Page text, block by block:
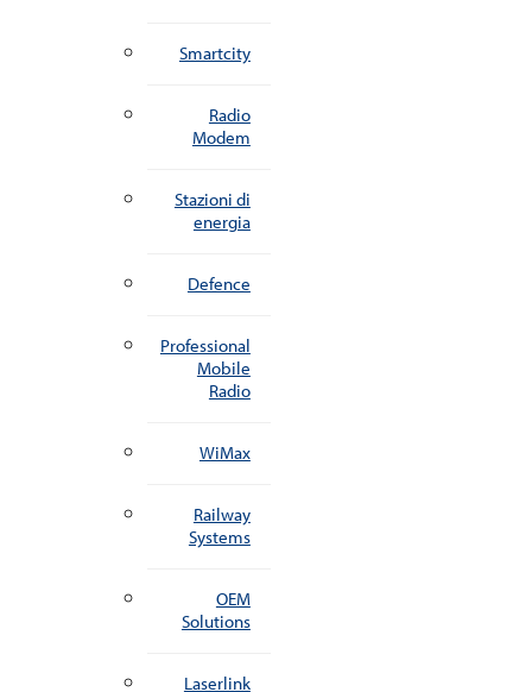
Smartcity
Radio
Modem
Stazioni di
energia
Defence
Professional
Mobile
Radio
WiMax
Railway
Systems
OEM
Solutions
Laserlink